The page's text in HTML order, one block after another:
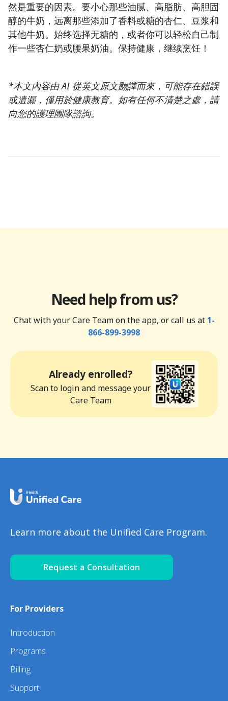
然是重要的因素。要小心那些油腻、高脂肪、高胆固
醇的牛奶，远离那些添加了香料或糖的杏仁、豆浆和
其他牛奶。始终选择无糖的，或者你可以轻松自己制
作一些杏仁奶或腰果奶油。保持健康，继续烹饪！
*本文內容由 AI 從英文原文翻譯而來，可能存在錯誤
或遺漏，僅用於健康教育。如有任何不清楚之處，請
向您的護理團隊諮詢。
Need help from us?
Chat with your Care Team on the app, or call us at 1-
866-899-3998
Already enrolled?
Scan to login and message your
Care Team
Learn more about the Unified Care Program.
Request a Consultation
For Providers
Introduction
Programs
Billing
Support